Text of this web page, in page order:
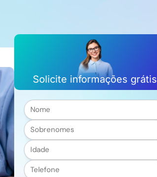
Solicite informações grátis
Nome
Sobrenomes
Número
Teléfono